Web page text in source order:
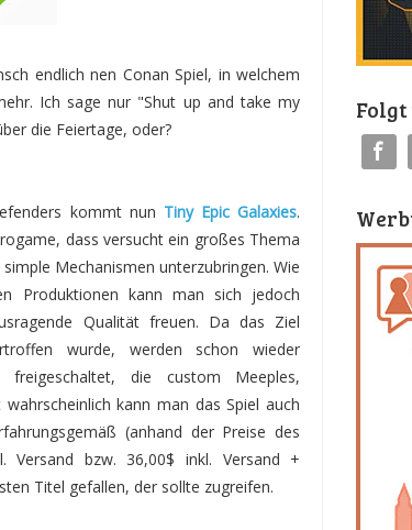
endlich nen Conan Spiel, in welchem
Ich sage nur "Shut up and take my
die Feiertage, oder?
kommt nun Tiny Epic Galaxies.
dass versucht ein großes Thema
Mechanismen unterzubringen. Wie
Produktionen kann man sich jedoch
Qualität freuen. Da das Ziel
wurde, werden schon wieder
freigeschaltet, die custom Meeples,
kann man das Spiel auch
(anhand der Preise des
bzw. 36,00$ inkl. Versand +
Titel gefallen, der sollte zugreifen.
Folgt